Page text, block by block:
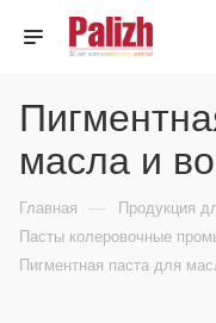
масла и
Главная — Продукция
Пасты колеровочные
Пигментная паста для